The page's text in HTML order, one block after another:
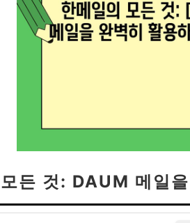
든 것: DAUM 메일